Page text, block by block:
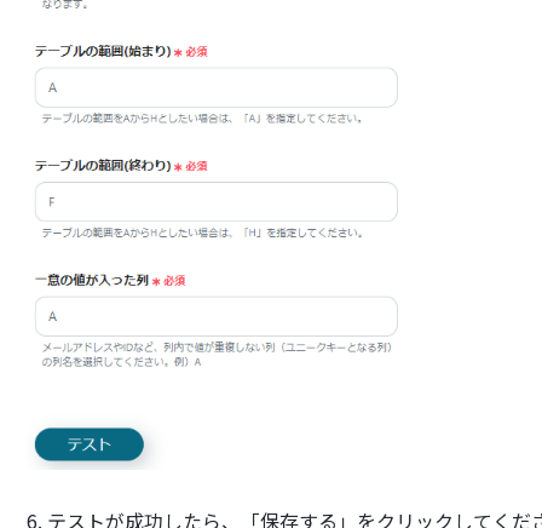
6. テストが成功したら、「保存する」をクリックしてくだ